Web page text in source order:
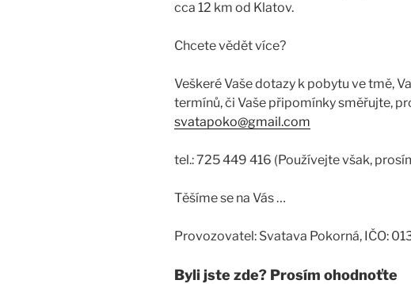
cca 12 km od Klatov.
Chcete vědět více?
Veškeré Vaše dotazy k pobytu ve tmě,
termínů, či Vaše připomínky směřujte,
svatapoko@gmail.com
tel.: 725 449 416 (Používejte však,
Těšíme se na Vás …
Provozovatel: Svatava Pokorná, IČO:
Byli jste zde? Prosím ohodnoťte